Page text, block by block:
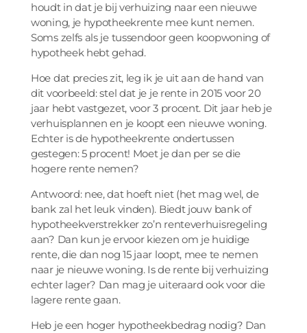
houdt in dat je bij verhuizing naar een nieuwe
woning, je hypotheekrente mee kunt nemen.
Soms zelfs als je tussendoor geen koopwoning of
hypotheek hebt gehad.
Hoe dat precies zit, leg ik je uit aan de hand van
dit voorbeeld: stel dat je je rente in 2015 voor 20
jaar hebt vastgezet, voor 3 procent. Dit jaar heb je
verhuisplannen en je koopt een nieuwe woning.
Echter is de hypotheekrente ondertussen
gestegen: 5 procent! Moet je dan per se die
hogere rente nemen?
Antwoord: nee, dat hoeft niet (het mag wel, de
bank zal het leuk vinden). Biedt jouw bank of
hypotheekverstrekker zo’n renteverhuisregeling
aan? Dan kun je ervoor kiezen om je huidige
rente, die dan nog 15 jaar loopt, mee te nemen
naar je nieuwe woning. Is de rente bij verhuizing
echter lager? Dan mag je uiteraard ook voor die
lagere rente gaan.
Heb je een hoger hypotheekbedrag nodig? Dan